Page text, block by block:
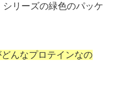
シリーズの緑色のパッケ
どんなプロテインなの